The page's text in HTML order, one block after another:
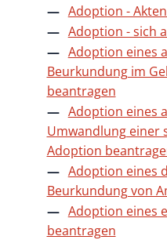
Adoption -
Adoption - sich
Adoption eines
Beurkundung im
beantragen
Adoption eines
Umwandlung einer
Adoption
Adoption eines
Beurkundung von
Adoption eines
beantragen